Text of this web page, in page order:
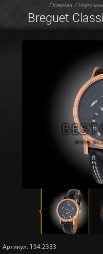
Главная /
Breguet
Артикул: 194.2333